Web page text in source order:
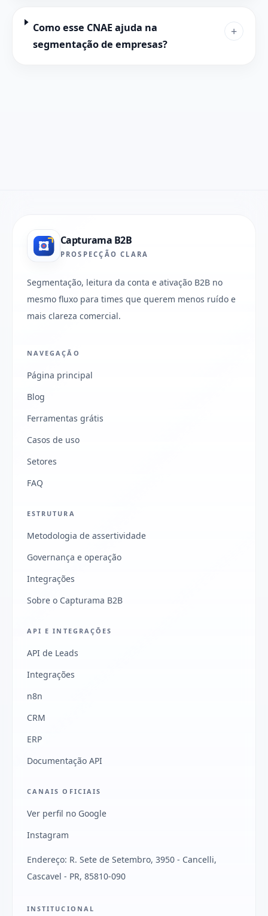
Como esse CNAE ajuda na
segmentação de empresas?
+
Capturama B2B
PROSPECÇÃO CLARA
Segmentação, leitura da conta e ativação B2B no
mesmo fluxo para times que querem menos ruído e
mais clareza comercial.
NAVEGAÇÃO
Página principal
Blog
Ferramentas grátis
Casos de uso
Setores
FAQ
ESTRUTURA
Metodologia de assertividade
Governança e operação
Integrações
Sobre o Capturama B2B
API E INTEGRAÇÕES
API de Leads
Integrações
n8n
CRM
ERP
Documentação API
CANAIS OFICIAIS
Ver perfil no Google
Instagram
Endereço: R. Sete de Setembro, 3950 - Cancelli,
Cascavel - PR, 85810-090
INSTITUCIONAL